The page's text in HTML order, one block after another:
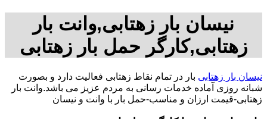
نیسان بار زهتابی,وانت بار
زهتابی,کارگر حمل بار زهتابی
نیسان بار زهتابی بار در تمام نقاط زهتابی فعالیت دارد و بصورت
شبانه روزی آماده خدمات رسانی به مردم عزیز می باشد.وانت بار
زهتابی-قیمت ارزان و مناسب-حمل بار با وانت و نیسان